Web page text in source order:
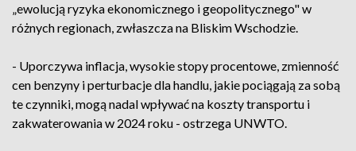
„ewolucją ryzyka ekonomicznego i geopolitycznego" w
różnych regionach, zwłaszcza na Bliskim Wschodzie.
- Uporczywa inflacja, wysokie stopy procentowe, zmienność
cen benzyny i perturbacje dla handlu, jakie pociągają za sobą
te czynniki, mogą nadal wpływać na koszty transportu i
zakwaterowania w 2024 roku - ostrzega UNWTO.